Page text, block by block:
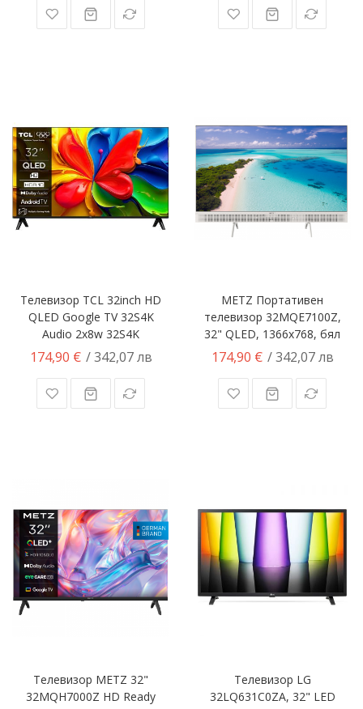
Телевизор TCL 32inch HD
QLED Google TV 32S4K
Audio 2x8w 32S4K
174,90 € / 342,07 лв
METZ Портативен
телевизор 32MQE7100Z,
32" QLED, 1366x768, бял
174,90 € / 342,07 лв
Телевизор METZ 32"
32MQH7000Z HD Ready
Телевизор LG
32LQ631C0ZA, 32" LED